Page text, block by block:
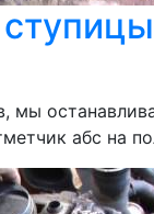
мы
абс на